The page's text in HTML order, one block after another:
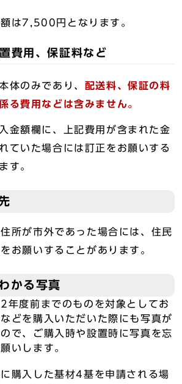
円となります。
費用、保証料など
体のみであり、 配送料、保証の料
る費用などは含みません。
金額欄に、上記費用が含まれた金
ていた場合には訂正をお願いする
す。
所が市外であった場合には、住民
お願いすることがあります。
かる写真
年度前までのものを対象としてお
どを購入いただいた際にも写真が
で、ご購入時や設置時に写真を忘
いします。
に購入した基材4基を申請される場